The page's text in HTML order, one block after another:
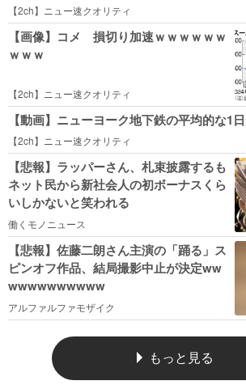
【2ch】ニュー速クオリティ
【画像】コメ 損切り加速ｗｗｗｗｗｗ
ｗｗｗ
【2ch】ニュー速クオリティ
【動画】ニューヨーク地下鉄の平均的な1
【2ch】ニュー速クオリティ
【悲報】ラッパーさん、札束披露するも
ネット民から新社会人の初ボーナスくら
いしかないと笑われる
働くモノニュース
【悲報】佐藤二朗さん主演の「踊る」ス
ピンオフ作品、結局撮影中止が決定ww
wwwwwwwwww
アルファルファモザイク
もっと見る